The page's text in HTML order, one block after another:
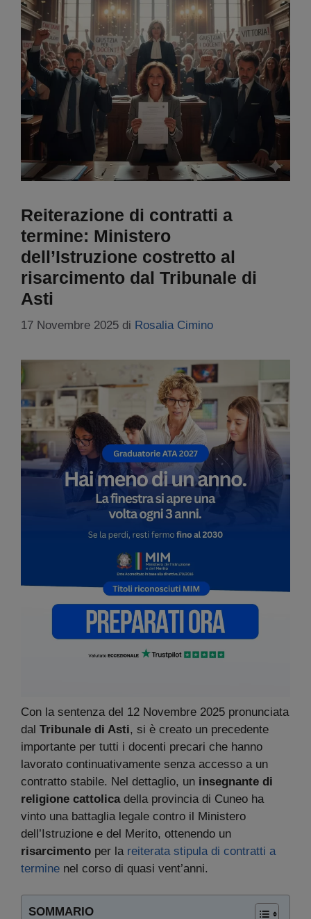
Reiterazione di contratti a
termine: Ministero
dell’Istruzione costretto al
risarcimento dal Tribunale di
Asti
17 Novembre 2025 di Rosalia Cimino
Con la sentenza del 12 Novembre 2025 pronunciata
dal Tribunale di Asti, si è creato un precedente
importante per tutti i docenti precari che hanno
lavorato continuativamente senza accesso a un
contratto stabile. Nel dettaglio, un insegnante di
religione cattolicadella provincia di Cuneo ha
vinto una battaglia legale contro il Ministero
dell’Istruzione e del Merito, ottenendo un
risarcimento per la reiterata stipula di contratti a
termine nel corso di quasi vent’anni.
SOMMARIO